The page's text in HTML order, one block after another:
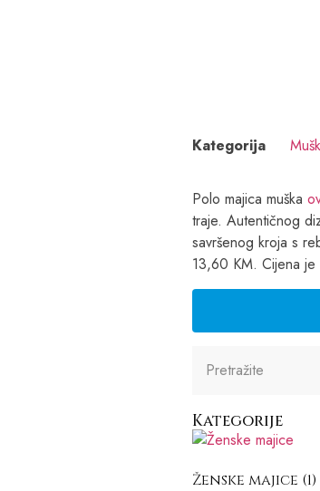
Kategorija
Polo majica muška
traje. Autentičnog
savršenog kroja s
13,60 KM. Cijena je
Kategorije
Ženske majice (1)